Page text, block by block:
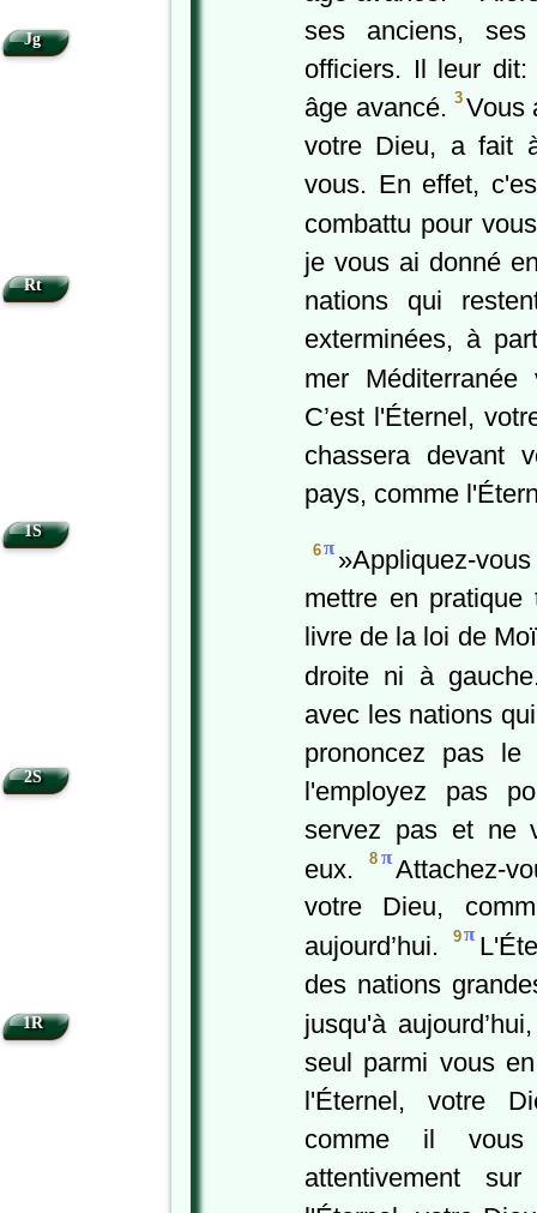
ses anciens,
officiers. Il leur
âge avancé.3 Vous
votre Dieu, a fait
vous. En effet,
combattu pour
je vous ai donné
nations qui
exterminées, à
mer
C’est l'Éternel,
chassera devant
pays, comme
6π »Appliquez-
mettre en
livre de la loi de
droite ni à
avec les nations
prononcez pas
l'employez pas
servez pas et ne
eux.8 πAttachez-
votre Dieu,
aujourd’hui.9π
des nations
jusqu'à
seul parmi vous
l'Éternel, votre
comme il
attentivement
Jg
Rt
1S
2S
1R